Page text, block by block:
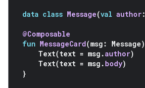
data class Message(val author:
@Composable
fun MessageCard(msg : Message)
Text(text = msg .author)
Text(text = msg . body)
}